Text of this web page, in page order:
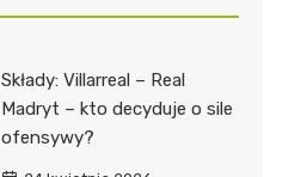
Składy: Villarreal – Real
Madryt – kto decyduje o sile
ofensywy?